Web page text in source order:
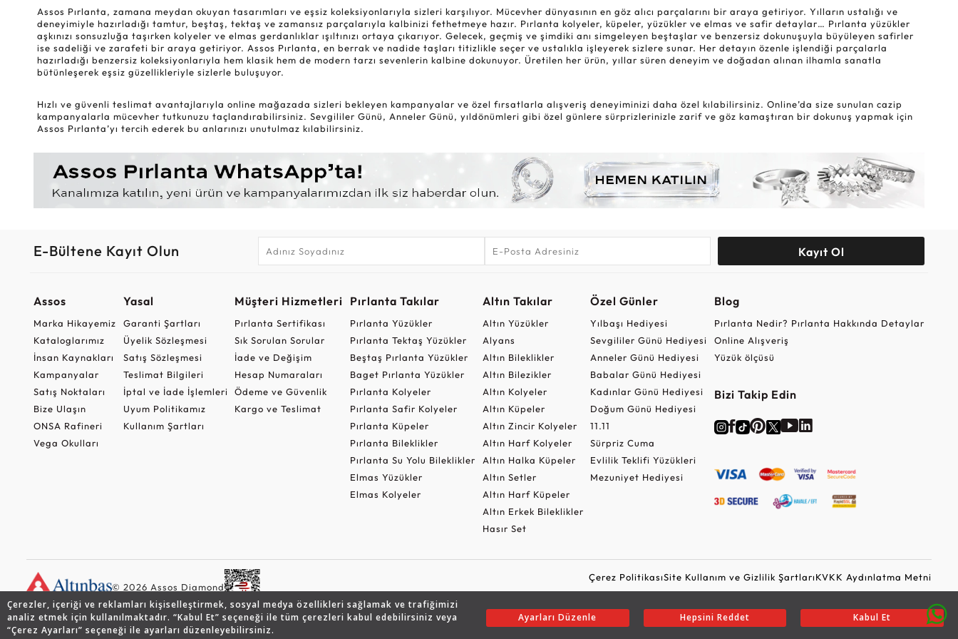
Çerezler, içeriği ve reklamları kişiselleştirmek, sosyal medya özellikleri sağlamak ve trafiğimizi
analiz etmek için kullanılmaktadır. “Kabul Et” seçeneği ile tüm çerezleri kabul edebilirsiniz veya
“Çerez Ayarları” seçeneği ile ayarları düzenleyebilirsiniz.
Ayarları Düzenle Hepsini Reddet Kabul Et
Assos Pırlanta, zamana meydan okuyan tasarımları ve eşsiz koleksiyonlarıyla sizleri karşılıyor. Mücevher dünyasının en göz alıcı parçalarını bir araya getiriyor. Yılların ustalığı ve
deneyimiyle hazırladığı tamtur, beştaş, tektaş ve zamansız parçalarıyla kalbinizi fethetmeye hazır. Pırlanta kolyeler, küpeler, yüzükler ve elmas ve safir detaylar… Pırlanta yüzükler
aşkınızı sonsuzluğa taşırken kolyeler ve elmas gerdanlıklar ışıltınızı ortaya çıkarıyor. Gelecek, geçmiş ve şimdiki anı simgeleyen beştaşlar ve benzersiz dokunuşuyla büyüleyen safirler
ise sadeliği ve zarafeti bir araya getiriyor. Assos Pırlanta, en berrak ve nadide taşları titizlikle seçer ve ustalıkla işleyerek sizlere sunar. Her detayın özenle işlendiği parçalarla
hazırladığı benzersiz koleksiyonlarıyla hem klasik hem de modern tarzı sevenlerin kalbine dokunuyor. Üretilen her ürün, yıllar süren deneyim ve doğadan alınan ilhamla sanatla
bütünleşerek eşsiz güzellikleriyle sizlerle buluşuyor.
Hızlı ve güvenli teslimat avantajlarıyla online mağazada sizleri bekleyen kampanyalar ve özel fırsatlarla alışveriş deneyiminizi daha özel kılabilirsiniz. Online’da size sunulan cazip
kampanyalarla mücevher tutkunuzu taçlandırabilirsiniz. Sevgililer Günü, Anneler Günü, yıldönümleri gibi özel günlere sürprizlerinizle zarif ve göz kamaştıran bir dokunuş yapmak için
Assos Pırlanta’yı tercih ederek bu anlarınızı unutulmaz kılabilirsiniz.
E-Bültene Kayıt Olun Kayıt Ol
Assos
Marka Hikayemiz
Kataloglarımız
İnsan Kaynakları
Kampanyalar
Satış Noktaları
Bize Ulaşın
ONSA Rafineri
Vega Okulları
Yasal
Garanti Şartları
Üyelik Sözleşmesi
Satış Sözleşmesi
Teslimat Bilgileri
İptal ve İade İşlemleri
Uyum Politikamız
Kullanım Şartları
Müşteri Hizmetleri
Pırlanta Sertifikası
Sık Sorulan Sorular
İade ve Değişim
Hesap Numaraları
Ödeme ve Güvenlik
Kargo ve Teslimat
Pırlanta Takılar
Pırlanta Yüzükler
Pırlanta Tektaş Yüzükler
Beştaş Pırlanta Yüzükler
Baget Pırlanta Yüzükler
Pırlanta Kolyeler
Pırlanta Safir Kolyeler
Pırlanta Küpeler
Pırlanta Bileklikler
Pırlanta Su Yolu Bileklikler
Elmas Yüzükler
Elmas Kolyeler
Altın Takılar
Altın Yüzükler
Alyans
Altın Bileklikler
Altın Bilezikler
Altın Kolyeler
Altın Küpeler
Altın Zincir Kolyeler
Altın Harf Kolyeler
Altın Halka Küpeler
Altın Setler
Altın Harf Küpeler
Altın Erkek Bileklikler
Hasır Set
Özel Günler
Yılbaşı Hediyesi
Sevgililer Günü Hediyesi
Anneler Günü Hediyesi
Babalar Günü Hediyesi
Kadınlar Günü Hediyesi
Doğum Günü Hediyesi
11.11
Sürpriz Cuma
Evlilik Teklifi Yüzükleri
Mezuniyet Hediyesi
Blog
Pırlanta Nedir? Pırlanta Hakkında Detaylar
Online Alışveriş
Yüzük ölçüsü
Bizi Takip Edin
© 2026 Assos Diamond
Çerez PolitikasıSite Kullanım ve Gizlilik ŞartlarıKVKK Aydınlatma Metni